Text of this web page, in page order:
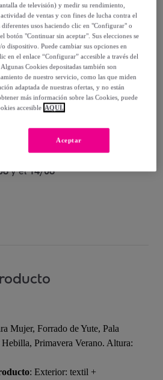
Blues
y el14/08
Mujer, Forrado de Yute, Pala
Primavera Verano. Altura:
: Exterior: textil +
de televisión) y medir su rendimiento,
de ventas y con fines de lucha contra el
diferentes usos haciendo clic en "Configurar" o
botón "Continuar sin aceptar". Sus elecciones se
dispositivo. Puede cambiar sus opciones en
en el enlace “Configurar” accesible a través del
Cookies depositadas también son
de nuestro servicio, como las que miden
adaptada de nuestras ofertas, y no están
más información sobre las Cookies, puede
accesible AQUÍ.
Aceptar